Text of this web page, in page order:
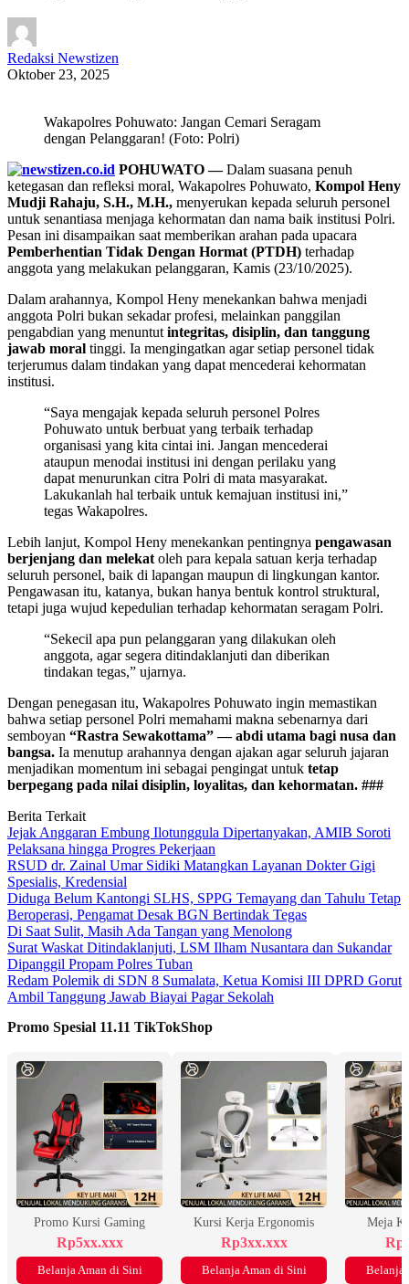
Redaksi Newstizen
Oktober 23, 2025
Wakapolres Pohuwato: Jangan Cemari Seragam
dengan Pelanggaran! (Foto: Polri)
POHUWATO —Dalam suasana penuh
ketegasan dan refleksi moral, Wakapolres Pohuwato, Kompol Heny
Mudji Rahaju, S.H., M.H., menyerukan kepada seluruh personel
untuk senantiasa menjaga kehormatan dan nama baik institusi Polri.
Pesan ini disampaikan saat memberikan arahan pada upacara
Pemberhentian Tidak Dengan Hormat (PTDH) terhadap
anggota yang melakukan pelanggaran, Kamis (23/10/2025).
Dalam arahannya, Kompol Heny menekankan bahwa menjadi
anggota Polri bukan sekadar profesi, melainkan panggilan
pengabdian yang menuntutintegritas, disiplin, dan tanggung
jawab moral tinggi. Ia mengingatkan agar setiap personel tidak
terjerumus dalam tindakan yang dapat mencederai kehormatan
institusi.
“Saya mengajak kepada seluruh personel Polres
Pohuwato untuk berbuat yang terbaik terhadap
organisasi yang kita cintai ini. Jangan mencederai
ataupun menodai institusi ini dengan perilaku yang
dapat menurunkan citra Polri di mata masyarakat.
Lakukanlah hal terbaik untuk kemajuan institusi ini,”
tegas Wakapolres.
Lebih lanjut, Kompol Heny menekankan pentingnya pengawasan
berjenjang dan melekatoleh para kepala satuan kerja terhadap
seluruh personel, baik di lapangan maupun di lingkungan kantor.
Pengawasan itu, katanya, bukan hanya bentuk kontrol struktural,
tetapi juga wujud kepedulian terhadap kehormatan seragam Polri.
“Sekecil apa pun pelanggaran yang dilakukan oleh
anggota, agar segera ditindaklanjuti dan diberikan
tindakan tegas,” ujarnya.
Dengan penegasan itu, Wakapolres Pohuwato ingin memastikan
bahwa setiap personel Polri memahami makna sebenarnya dari
semboyan “Rastra Sewakottama” — abdi utama bagi nusa dan
bangsa. Ia menutup arahannya dengan ajakan agar seluruh jajaran
menjadikan momentum ini sebagai pengingat untuk tetap
berpegang pada nilai disiplin, loyalitas, dan kehormatan. ###
Berita Terkait
Jejak Anggaran Embung Ilotunggula Dipertanyakan, AMIB Soroti
Pelaksana hingga Progres Pekerjaan
RSUD dr. Zainal Umar Sidiki Matangkan Layanan Dokter Gigi
Spesialis, Kredensial
Diduga Belum Kantongi SLHS, SPPG Temayang dan Tahulu Tetap
Beroperasi, Pengamat Desak BGN Bertindak Tegas
Di Saat Sulit, Masih Ada Tangan yang Menolong
Surat Waskat Ditindaklanjuti, LSM Ilham Nusantara dan Sukandar
Dipanggil Propam Polres Tuban
Redam Polemik di SDN 8 Sumalata, Ketua Komisi III DPRD Gorut
Ambil Tanggung Jawab Biayai Pagar Sekolah
Promo Spesial 11.11 TikTokShop
Promo Kursi Gaming
Rp5xx.xxx
Belanja Aman di Sini
Kursi Kerja Ergonomis
Rp3xx.xxx
Belanja Aman di Sini
Meja
Belanja